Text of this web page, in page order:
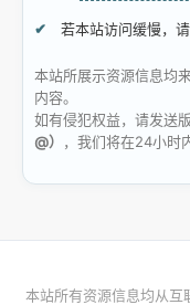
若本站访问缓慢，请
本站所展示资源信息均
内容。
如有侵犯权益，请发送
@）
，我们将在24小时
本站所有资源信息均从互